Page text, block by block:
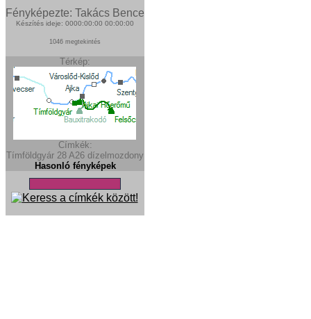
Fényképezte: Takács Bence
Készítés ideje: 0000:00:00 00:00:00
1046 megtekintés
Térkép:
Címkék:
Tímföldgyár 28 A26 dízelmozdony
Hasonló fényképek